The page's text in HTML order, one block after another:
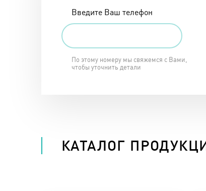
Введите Ваш телефон
По этому номеру мы свяжемся с Вами,
чтобы уточнить детали
КАТАЛОГ